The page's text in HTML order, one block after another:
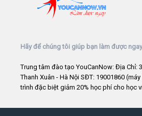
Hãy để chúng tôi giúp bạn làm được ngay
Trung tâm đào tạo YouCanNow: Địa Chỉ:
Thanh Xuân - Hà Nội SĐT: 19001860
trình đặc biệt giảm 20% học phí cho học